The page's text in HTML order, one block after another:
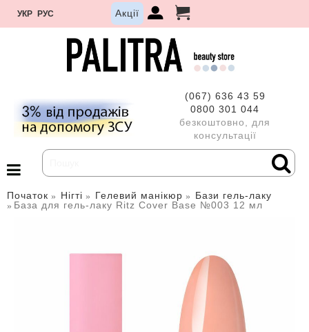
УКР РУС Акції
(067) 636 43 59
0800 301 044
безкоштовно, для
консультації
Початок Нігті Гелевий манікюр
Бази гель-лаку
База для гель-лаку Ritz Cover Base №003 12 мл